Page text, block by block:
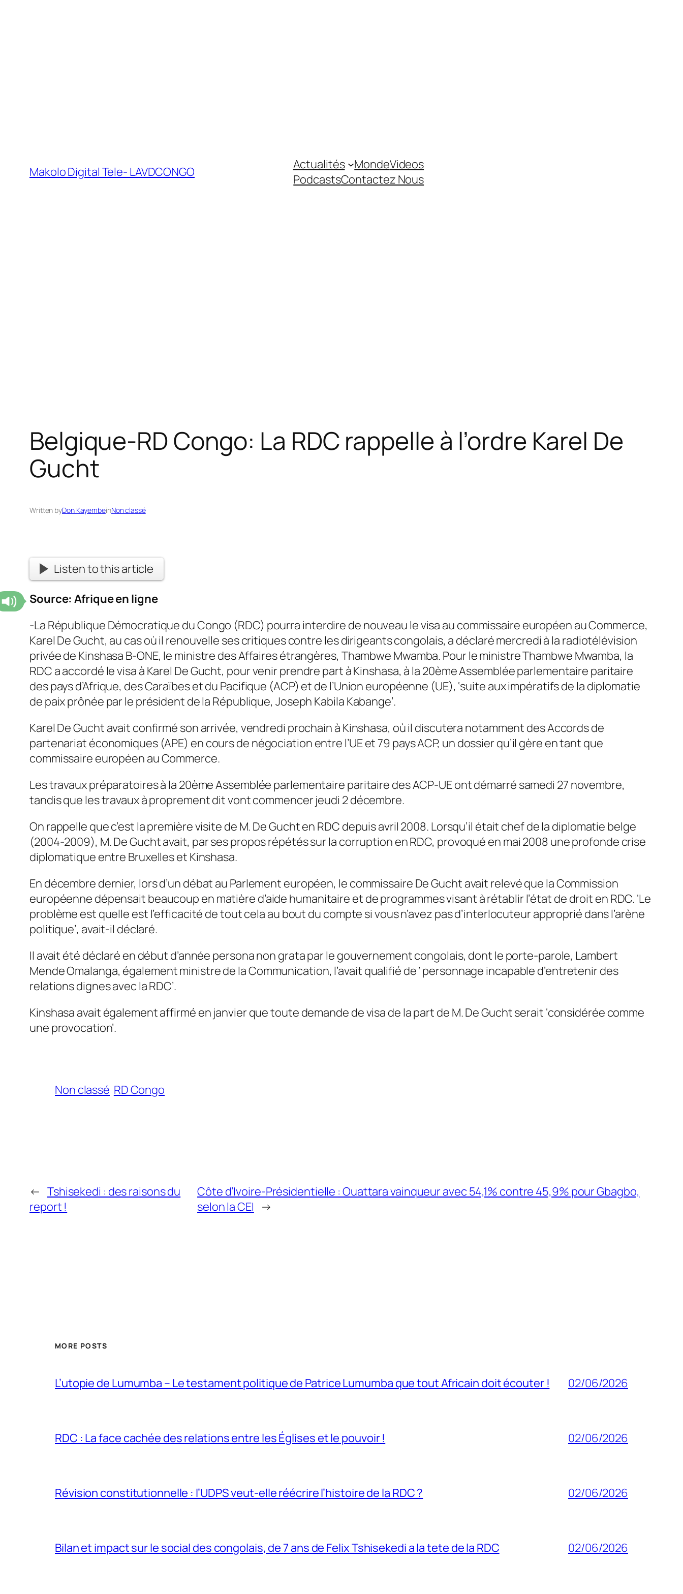
Makolo Digital Tele- LAVDCONGO Actualités MondeVideos
PodcastsContactez Nous
Belgique-RD Congo: La RDC rappelle à l’ordre Karel De
Gucht
Written byDon KayembeinNon classé
Listen to this article
Source:Afrique en ligne
-La République Démocratique du Congo (RDC) pourra interdire de nouveau le visa au commissaire européen au Commerce,
Karel De Gucht, au cas où il renouvelle ses critiques contre les dirigeants congolais, a déclaré mercredi à la radiotélévision
privée de Kinshasa B-ONE, le ministre des Affaires étrangères, Thambwe Mwamba. Pour le ministre Thambwe Mwamba, la
RDC a accordé le visa à Karel De Gucht, pour venir prendre part à Kinshasa, à la 20ème Assemblée parlementaire paritaire
des pays d’Afrique, des Caraïbes et du Pacifique (ACP) et de l’Union européenne (UE), ‘suite aux impératifs de la diplomatie
de paix prônée par le président de la République, Joseph Kabila Kabange’.
Karel De Gucht avait confirmé son arrivée, vendredi prochain à Kinshasa, où il discutera notamment des Accords de
partenariat économiques (APE) en cours de négociation entre l’UE et 79 pays ACP, un dossier qu’il gère en tant que
commissaire européen au Commerce.
Les travaux préparatoires à la 20ème Assemblée parlementaire paritaire des ACP-UE ont démarré samedi 27 novembre,
tandis que les travaux à proprement dit vont commencer jeudi 2 décembre.
On rappelle que c’est la première visite de M. De Gucht en RDC depuis avril 2008. Lorsqu’il était chef de la diplomatie belge
(2004-2009), M. De Gucht avait, par ses propos répétés sur la corruption en RDC, provoqué en mai 2008 une profonde crise
diplomatique entre Bruxelles et Kinshasa.
En décembre dernier, lors d’un débat au Parlement européen, le commissaire De Gucht avait relevé que la Commission
européenne dépensait beaucoup en matière d’aide humanitaire et de programmes visant à rétablir l’état de droit en RDC. ‘Le
problème est quelle est l’efficacité de tout cela au bout du compte si vous n’avez pas d’interlocuteur approprié dans l’arène
politique’, avait-il déclaré.
Il avait été déclaré en début d’année persona non grata par le gouvernement congolais, dont le porte-parole, Lambert
Mende Omalanga, également ministre de la Communication, l’avait qualifié de ‘ personnage incapable d’entretenir des
relations dignes avec la RDC’.
Kinshasa avait également affirmé en janvier que toute demande de visa de la part de M. De Gucht serait ‘considérée comme
une provocation’.
Non classé RD Congo
← Tshisekedi : des raisons du
report !
Côte d’Ivoire-Présidentielle : Ouattara vainqueur avec 54,1% contre 45,9% pour Gbagbo,
selon la CEI →
MORE POSTS
L’utopie de Lumumba – Le testament politique de Patrice Lumumba que tout Africain doit écouter ! 02/06/2026
RDC : La face cachée des relations entre les Églises et le pouvoir ! 02/06/2026
Révision constitutionnelle : l’UDPS veut-elle réécrire l’histoire de la RDC ? 02/06/2026
Bilan et impact sur le social des congolais, de 7 ans de Felix Tshisekedi a la tete de la RDC 02/06/2026